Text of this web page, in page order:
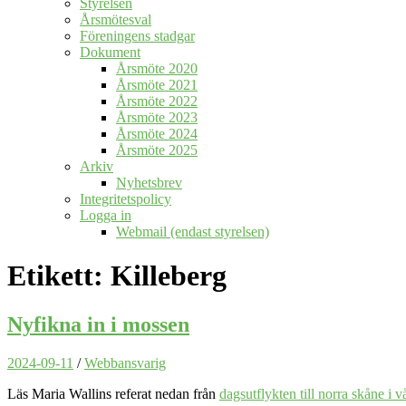
Styrelsen
Årsmötesval
Föreningens stadgar
Dokument
Årsmöte 2020
Årsmöte 2021
Årsmöte 2022
Årsmöte 2023
Årsmöte 2024
Årsmöte 2025
Arkiv
Nyhetsbrev
Integritetspolicy
Logga in
Webmail (endast styrelsen)
Etikett: Killeberg
Nyfikna in i mossen
2024-09-11 /Webbansvarig
Läs Maria Wallins referat nedan från dagsutflykten till norra skåne i